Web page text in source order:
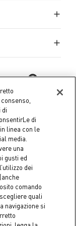
share capital
Policy
Legal
di
di
linea con le
media.
una
gusti ed
dei
comando
quali
navigazione si